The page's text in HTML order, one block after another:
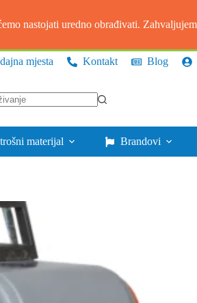
nastojati uredno obrađivati.
mjesta Kontakt Blog
materijal Brandovi